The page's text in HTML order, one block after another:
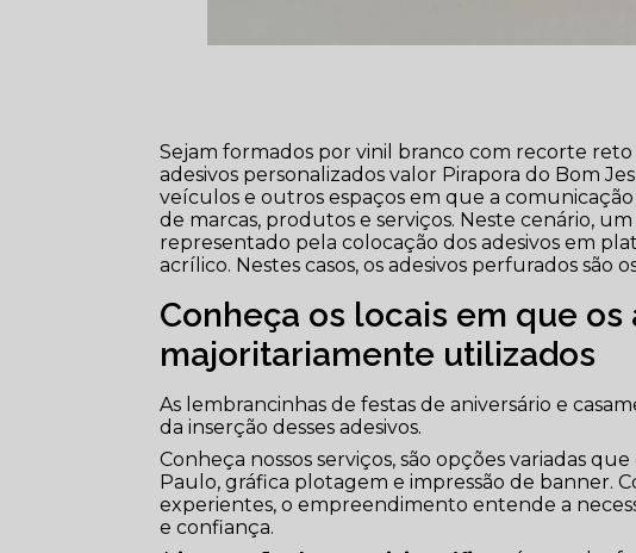
Sejam formados por vinil branco com recorte
adesivos personalizados valor Pirapora do Bom
veículos e outros espaços em que a
de marcas, produtos e serviços. Neste cenário,
representado pela colocação dos adesivos em
acrílico. Nestes casos, os adesivos perfurados são
Conheça os locais em que
majoritariamente utilizados
As lembrancinhas de festas de aniversário e
da inserção desses adesivos.
Conheça nossos serviços, são opções variadas
Paulo, gráfica plotagem e impressão de banner.
experientes, o empreendimento entende a
e confiança.